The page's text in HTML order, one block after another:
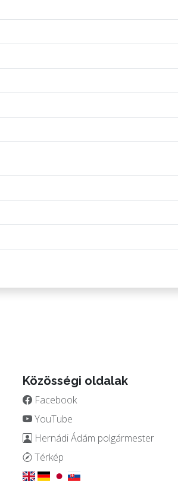
Közösségi oldalak
Facebook
YouTube
Hernádi Ádám polgármester
Térkép